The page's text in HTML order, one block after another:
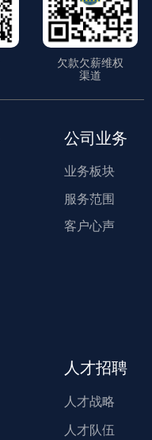
欠款欠薪维权
渠道
公司业务
业务板块
服务范围
客户心声
人才招聘
人才战略
人才队伍